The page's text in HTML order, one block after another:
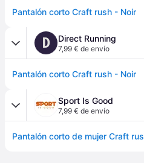
Pantalón corto Craft rush - Noir
D Direct Running
7,99 € de envío
Pantalón corto Craft rush - Noir
Sport Is Good
7,99 € de envío